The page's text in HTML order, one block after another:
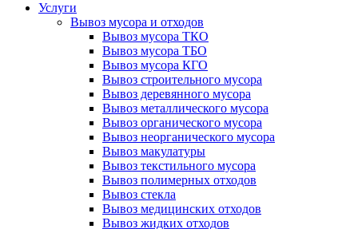
Услуги
Вывоз мусора и отходов
Вывоз мусора ТКО
Вывоз мусора ТБО
Вывоз мусора КГО
Вывоз строительного мусора
Вывоз деревянного мусора
Вывоз металлического мусора
Вывоз органического мусора
Вывоз неорганического мусора
Вывоз макулатуры
Вывоз текстильного мусора
Вывоз полимерных отходов
Вывоз стекла
Вывоз медицинских отходов
Вывоз жидких отходов